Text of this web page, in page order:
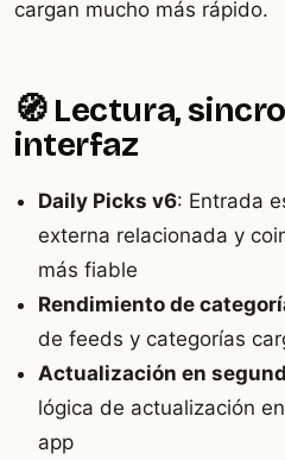
cargan mucho más rápido.
🧭 Lectura,
interfaz
Daily Picks v6: Entrada
externa relacionada y
más fiable
Rendimiento de
de feeds y categorías
Actualización en
lógica de actualización
app